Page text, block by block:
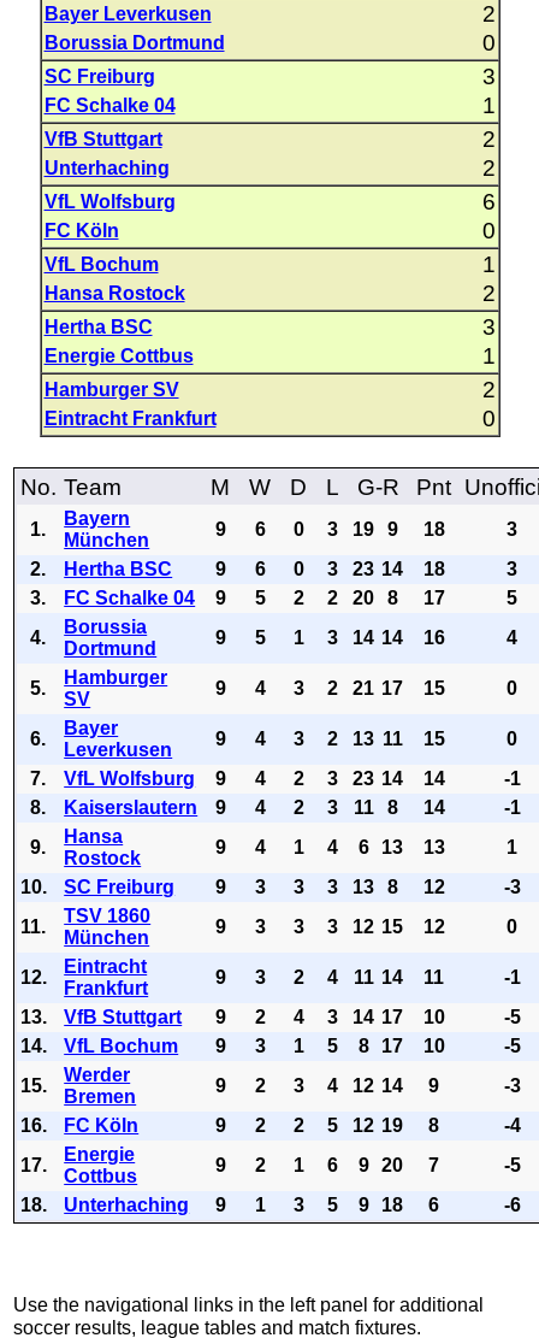
Bayer Leverkusen 2
Borussia Dortmund 0
SC Freiburg 3
FC Schalke 04 1
VfB Stuttgart 2
Unterhaching 2
VfL Wolfsburg 6
FC Köln 0
VfL Bochum 1
Hansa Rostock 2
Hertha BSC 3
Energie Cottbus 1
Hamburger SV 2
Eintracht Frankfurt 0
No. Team M W D L G-R Pnt
1.
Bayern
München
9 6 0 3 19 9 18
3
2.
Hertha BSC 9 6 0 3 23 14 18
3
3.
FC Schalke 04 9 5 2 2 20 8 17
5
4.
Borussia
Dortmund
9 5 1 3 14 14 16 4
5.
Hamburger
SV
9 4 3 2 21 17 15 0
6.
Bayer
Leverkusen
9 4 3 2 13 11 15
0
7.
VfL Wolfsburg 9 4 2 3 23 14 14
-1
8.
Kaiserslautern 9 4 2 3 11 8 14
-1
9.
Hansa
Rostock
9 4 1 4 6 13 13
1
10.
SC Freiburg 9 3 3 3 13 8 12
-3
11.
TSV 1860
München
9 3 3 3 12 15 12 0
12.
Eintracht
Frankfurt
9 3 2 4 11 14 11
-1
13.
VfB Stuttgart 9 2 4 3 14 17 10
-5
14.
VfL Bochum 9 3 1 5 8 17 10
-5
15.
Werder
Bremen
9 2 3 4 12 14 9
-3
16.
FC Köln 9 2 2 5 12 19 8
-4
17.
Energie
Cottbus
9 2 1 6 9 20 7
-5
18.
Unterhaching 9 1 3 5 9 18 6 -6
Use the navigational links in the left panel for additional
soccer results, league tables and match fixtures.